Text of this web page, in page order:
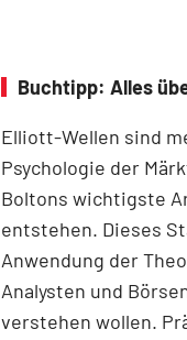
Buchtipp: Alles
Elliott-Wellen sind
Psychologie der
Boltons wichtigste
entstehen. Dieses
Anwendung der
Analysten und
verstehen wollen.